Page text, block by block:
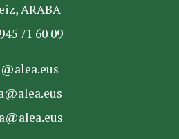
ARABA
71 60 09